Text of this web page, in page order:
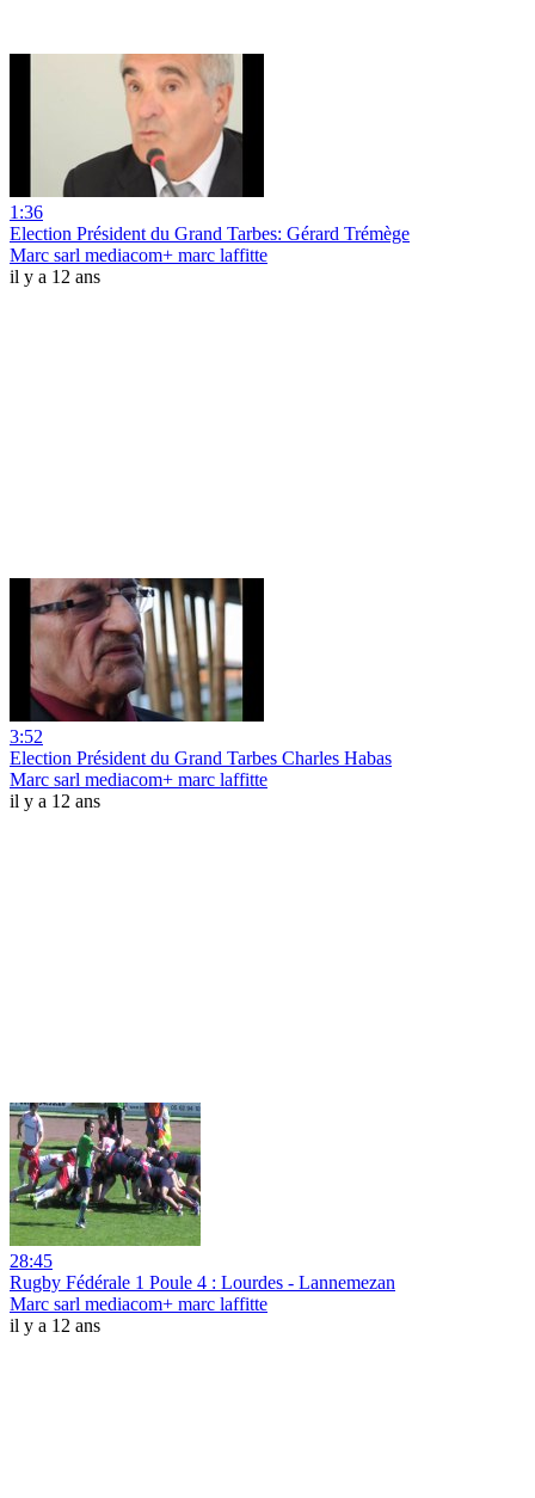
1:36
Election Président du Grand Tarbes: Gérard Trémège
Marc sarl mediacom+ marc laffitte
il y a 12 ans
3:52
Election Président du Grand Tarbes Charles Habas
Marc sarl mediacom+ marc laffitte
il y a 12 ans
28:45
Rugby Fédérale 1 Poule 4 : Lourdes - Lannemezan
Marc sarl mediacom+ marc laffitte
il y a 12 ans